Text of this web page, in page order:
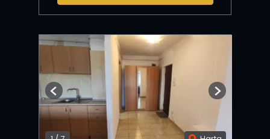
Previous Next